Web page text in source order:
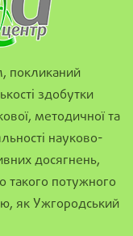
покликаний
здобутки
методичної та
науково-
досягнень,
такого потужного
як Ужгородський